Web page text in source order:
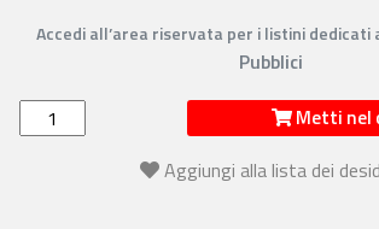
Accedi all’area riservata per i listini dedicati
Pubblici
Metti nel
Aggiungi alla lista dei